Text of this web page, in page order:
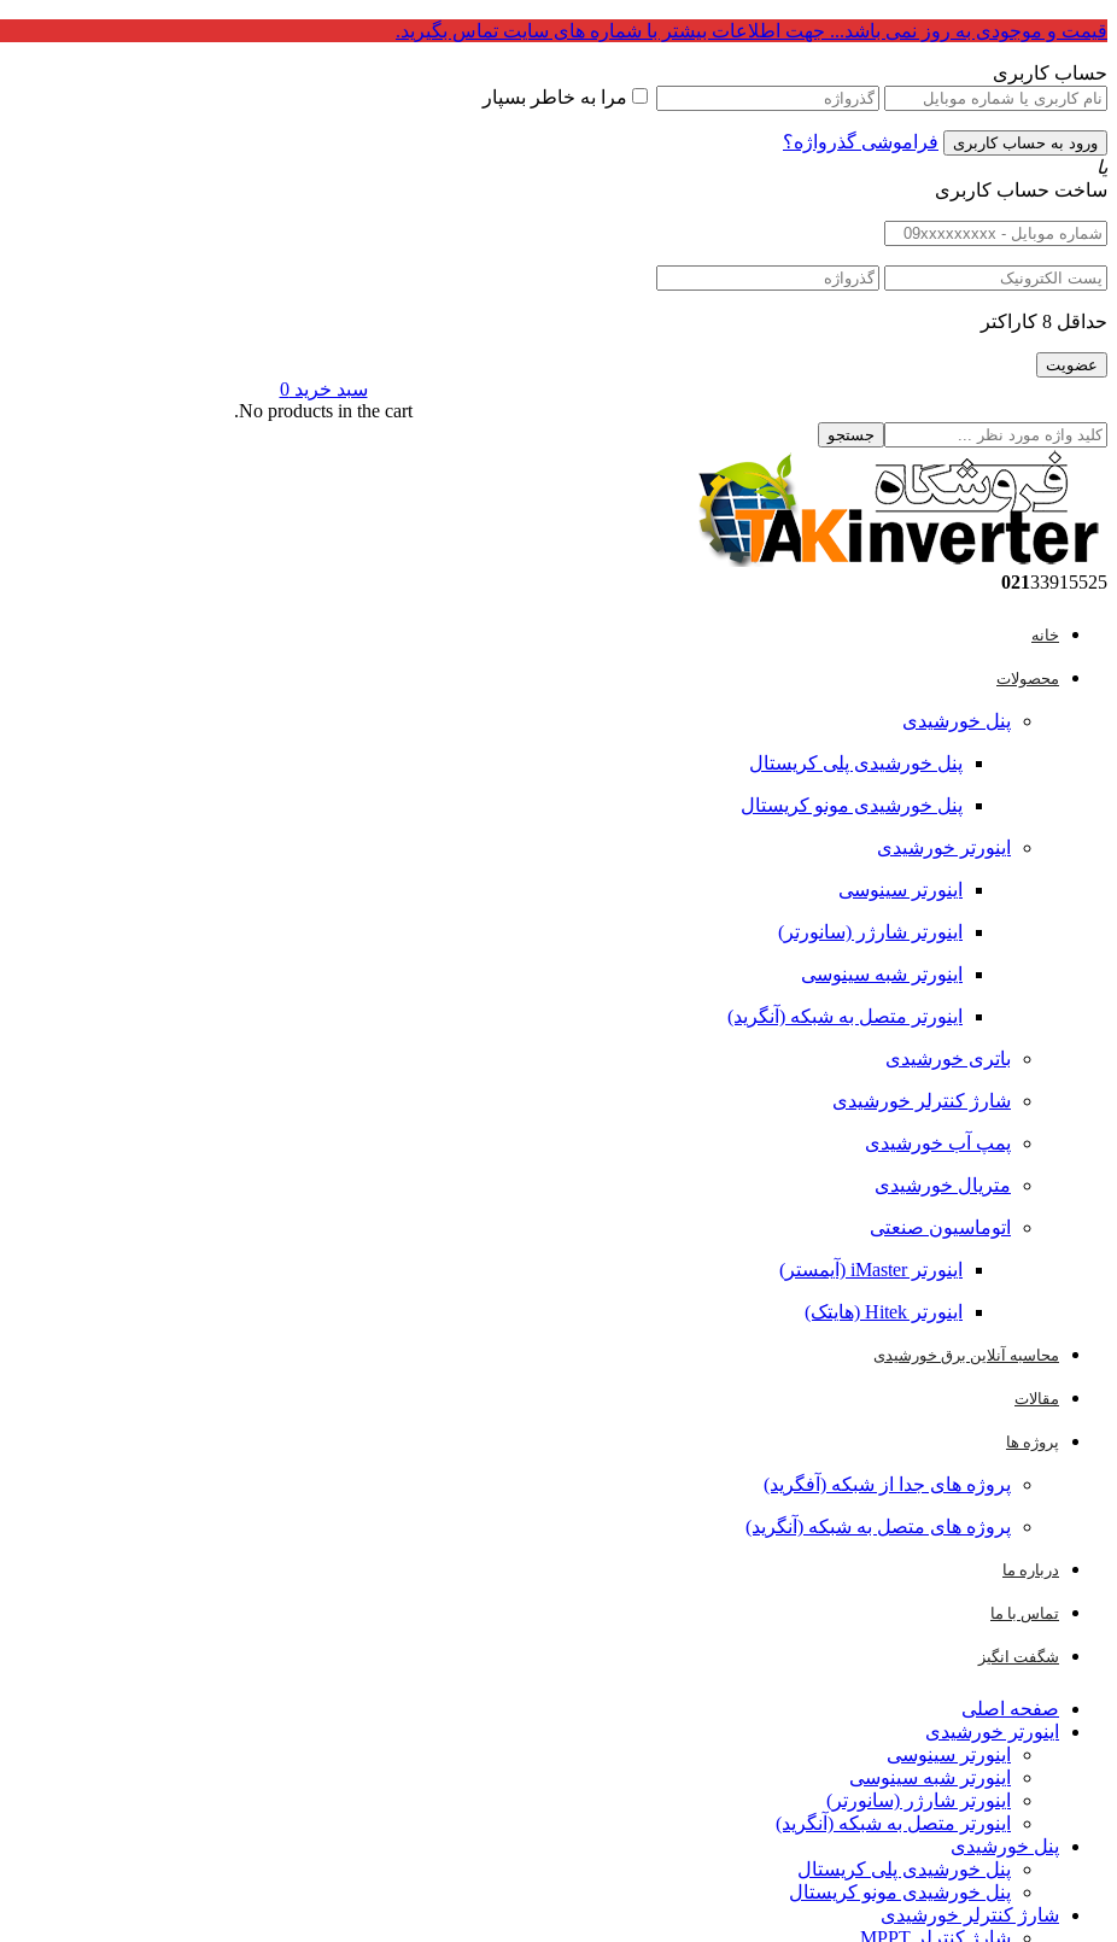
قیمت و موجودی به روز نمی باشد... جهت اطلاعات بیشتر با شماره های سایت تماس بگیرید.
حساب کاربری
مرا به خاطر بسپار
فراموشی گذرواژه؟
یا
ساخت حساب کاربری
حداقل 8 کاراکتر
سبد خرید0
No products in the cart.
جستجو
02133915525
خانه
محصولات
پنل خورشیدی
پنل خورشیدی پلی کریستال
پنل خورشیدی مونو کریستال
اینورتر خورشیدی
اینورتر سینوسی
اینورتر شارژر (سانورتر)
اینورتر شبه سینوسی
اینورتر متصل به شبکه (آنگرید)
باتری خورشیدی
شارژ کنترلر خورشیدی
پمپ آب خورشیدی
متریال خورشیدی
اتوماسیون صنعتی
اینورتر iMaster (آیمستر)
اینورتر Hitek (هایتک)
محاسبه آنلاین برق خورشیدی
مقالات
پروژه ها
پروژه های جدا از شبکه (آفگرید)
پروژه های متصل به شبکه (آنگرید)
درباره ما
تماس با ما
شگفت انگیز
صفحه اصلی
اینورتر خورشیدی
اینورتر سینوسی
اینورتر شبه سینوسی
اینورتر شارژر (سانورتر)
اینورتر متصل به شبکه (آنگرید)
پنل خورشیدی
پنل خورشیدی پلی کریستال
پنل خورشیدی مونو کریستال
شارژ کنترلر خورشیدی
شارژ کنترلر MPPT